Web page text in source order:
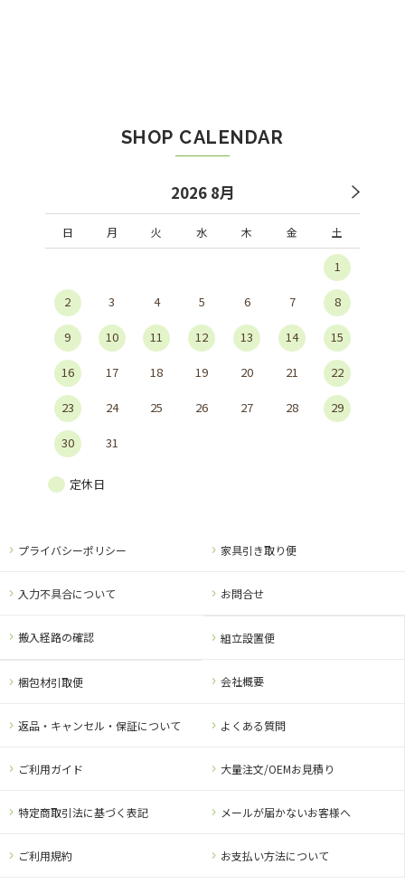
SHOP CALENDAR
2026 8月
日 月 火 水 木 金 土
1
2 3 4 5 6 7 8
9 10 11 12 13 14 15
16 17 18 19 20 21 22
23 24 25 26 27 28 29
30 31
定休日
組立設置便
ご利用ガイド
ご利用規約
会社概要
大量注文/OEMお見積り
お支払い方法について
よくある質問
特定商取引法に基づく表記
梱包材引取便
メールが届かないお客様へ
返品・キャンセル・保証について
プライバシーポリシー 家具引き取り便
入力不具合について お問合せ
搬入経路の確認